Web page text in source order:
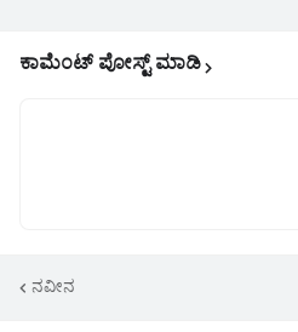
ಕಾಮೆಂಟ್‌‌ ಪೋಸ್ಟ್‌ ಮಾಡಿ
ನವೀನ